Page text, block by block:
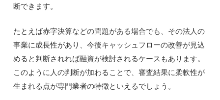
断できます。
たとえば赤字決算などの問題がある場合でも、その法人の
事業に成長性があり、今後キャッシュフローの改善が見込
めると判断されれば融資が検討されるケースもあります。
このように人の判断が加わることで、審査結果に柔軟性が
生まれる点が専門業者の特徴といえるでしょう。